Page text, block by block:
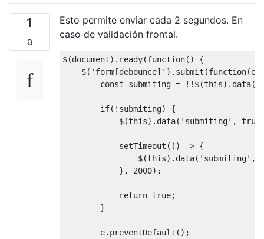
1
Esto permite enviar cada 2 segundos. En
caso de validación frontal.
$(document). ready(function()
{
    $
( 'form[debounce]' ). submit (function(e
const submiting = !! $(this). data(
if(! submiting)
{
            $
(this). data( 'submiting' , true
            setTimeout
(() => {
                $
(this). data( 'submiting' ,
},
2000);
return true;
}
        e
. preventDefault ();